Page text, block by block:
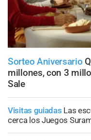
Sorteo Aniversario
millones, con 3
Sale
Visitas guiadas Las
cerca los Juegos